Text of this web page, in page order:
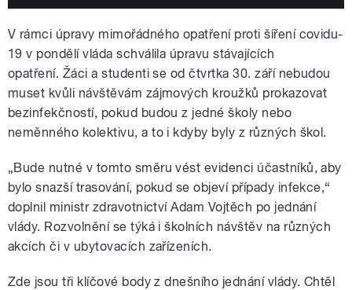
V rámci úpravy mimořádného opatření proti šíření covidu-
19 v pondělí vláda schválila úpravu stávajících
opatření. Žáci a studenti se od čtvrtka 30. září nebudou
muset kvůli návštěvám zájmových kroužků prokazovat
bezinfekčností, pokud budou z jedné školy nebo
neměnného kolektivu, a to i kdyby byly z různých škol.
„Bude nutné v tomto směru vést evidenci účastníků, aby
bylo snazší trasování, pokud se objeví případy infekce,“
doplnil ministr zdravotnictví Adam Vojtěch po jednání
vlády. Rozvolnění se týká i školních návštěv na různých
akcích či v ubytovacích zařízeních.
Zde jsou tři klíčové body z dnešního jednání vlády. Chtěl